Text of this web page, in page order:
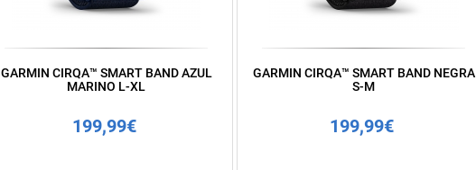
GARMIN CIRQA™ SMART BAND AZUL
MARINO L-XL
199,99€
GARMIN CIRQA™ SMART BAND NEGRA
S-M
199,99€